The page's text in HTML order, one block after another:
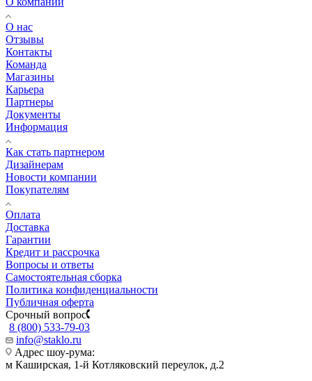
О нас
Отзывы
Контакты
Команда
Магазины
Карьера
Партнеры
Документы
Информация
Как стать партнером
Дизайнерам
Новости компании
Покупателям
Оплата
Доставка
Гарантии
Кредит и рассрочка
Вопросы и ответы
Самостоятельная сборка
Политика конфиденциальности
Публичная оферта
Срочный вопрос
8 (800) 533-79-03
info@staklo.ru
Адрес шоу-рума:
м Каширская, 1-й Котляковский переулок, д.2